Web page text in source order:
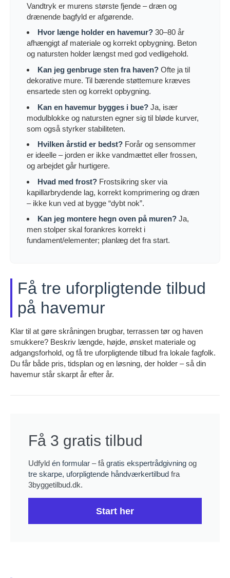
Vandtryk er murens største fjende – dræn og
drænende bagfyld er afgørende.
Hvor længe holder en havemur? 30–80 år
afhængigt af materiale og korrekt opbygning. Beton
og natursten holder længst med god vedligehold.
Kan jeg genbruge sten fra haven? Ofte ja til
dekorative mure. Til bærende støttemure kræves
ensartede sten og korrekt opbygning.
Kan en havemur bygges i bue? Ja, især
modulblokke og natursten egner sig til bløde kurver,
som også styrker stabiliteten.
Hvilken årstid er bedst? Forår og sensommer
er ideelle – jorden er ikke vandmættet eller frossen,
og arbejdet går hurtigere.
Hvad med frost? Frostsikring sker via
kapillarbrydende lag, korrekt komprimering og dræn
– ikke kun ved at bygge “dybt nok”.
Kan jeg montere hegn oven på muren? Ja,
men stolper skal forankres korrekt i
fundament/elementer; planlæg det fra start.
Få tre uforpligtende tilbud
på havemur
Klar til at gøre skråningen brugbar, terrassen tør og haven
smukkere? Beskriv længde, højde, ønsket materiale og
adgangsforhold, og få tre uforpligtende tilbud fra lokale fagfolk.
Du får både pris, tidsplan og en løsning, der holder – så din
havemur står skarpt år efter år.
Få 3 gratis tilbud
Udfyld én formular – få gratis ekspertrådgivning og
tre skarpe, uforpligtende håndværkertilbud fra
3byggetilbud.dk.
Start her